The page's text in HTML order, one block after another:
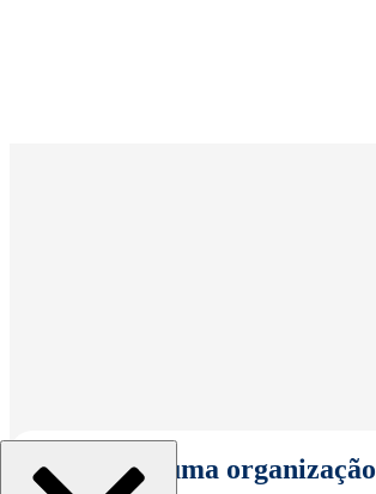
Selecionar uma organização